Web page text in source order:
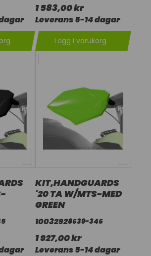
1 583,00 kr
Leverans 5-14 dagar
Lägg i varukorg
KIT,HANDGUARDS
'20 TA W/MTS-MED
GREEN
10032928639-346
1 927,00 kr
Leverans 5-14 dagar